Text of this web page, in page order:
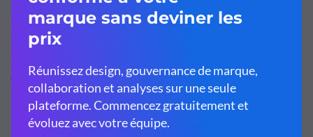
Inconvénient #3 : Problèmes de compatibilité
Le troisième inconvénient est lié à la durée d'existence de
d'un ancien ordinateur et qu'il ne soit pas compatible avec
les nouveaux supports. Ou la nouvelle version de
PowerPoint ne s'ouvrira pas sur les ordinateurs plus